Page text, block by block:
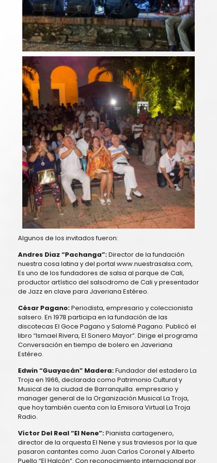
Algunos de los invitados fueron:
Andres Diaz “Pachanga”:Director de la fundación
nuestra cosa latina y del portal www.nuestrasalsa.com,
Es uno de los fundadores de salsa al parque de Cali,
productor artístico del salsodromo de Cali y presentador
de Jazz en clave para Javeriana Estéreo.
César Pagano:Periodista, empresario y coleccionista
salsero. En 1978 participa en la fundación de las
discotecas El Goce Pagano y Salomé Pagano. Publicó el
libro “Ismael Rivera, El Sonero Mayor”. Dirige el programa
Conversación en tiempo de bolero en Javeriana
Estéreo.
Edwin “Guayacán” Madera:Fundador del estadero La
Troja en 1966, declarada como Patrimonio Cultural y
Musical de la ciudad de Barranquilla. empresario y
manager general de la Organización Musical La Troja,
que hoy también cuenta con la Emisora Virtual La Troja
Radio.
VíctorDel Real “El Nene”:Pianista cartagenero,
director de la orquesta El Nene y sus traviesos por la que
pasaron cantantes como Juan Carlos Coronel y Alberto
Puello “El Halcón”. Con reconocimiento internacional por